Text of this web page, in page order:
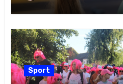
Sport